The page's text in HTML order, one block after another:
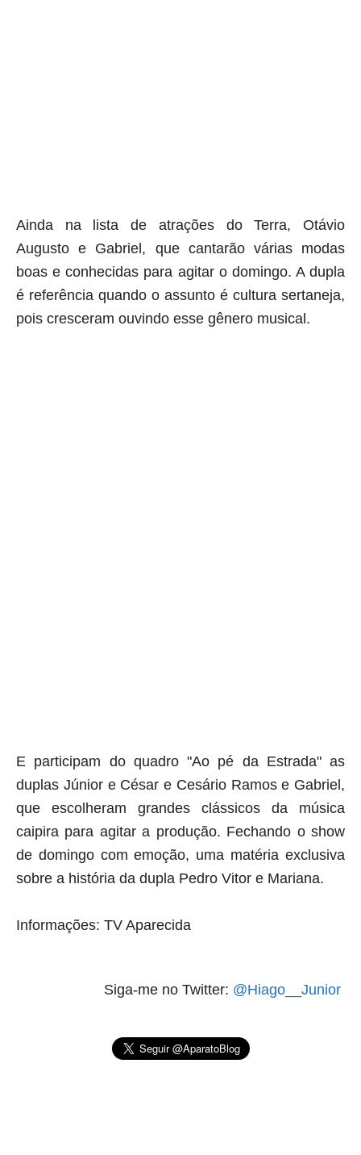
Ainda na lista de atrações do Terra, Otávio
Augusto e Gabriel, que cantarão várias modas
boas e conhecidas para agitar o domingo. A dupla
é referência quando o assunto é cultura sertaneja,
pois cresceram ouvindo esse gênero musical.
E participam do quadro "Ao pé da Estrada" as
duplas Júnior e César e Cesário Ramos e Gabriel,
que escolheram grandes clássicos da música
caipira para agitar a produção. Fechando o show
de domingo com emoção, uma matéria exclusiva
sobre a história da dupla Pedro Vitor e Mariana.
Informações: TV Aparecida
Siga-me no Twitter: @Hiago__Junior